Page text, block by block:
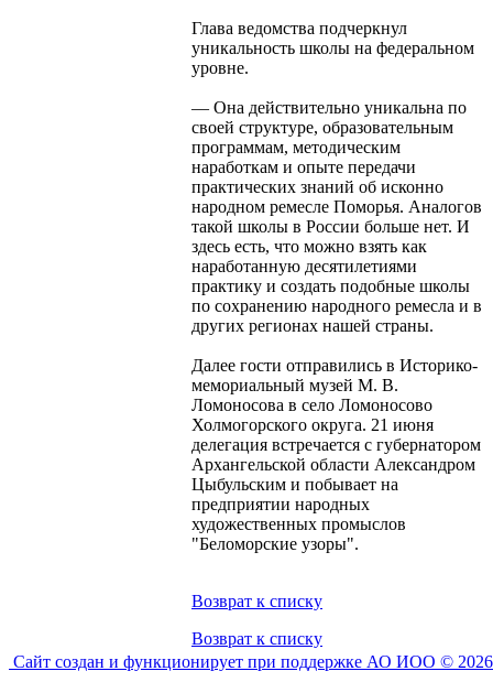
Глава ведомства подчеркнул
уникальность школы на федеральном
уровне.
— Она действительно уникальна по
своей структуре, образовательным
программам, методическим
наработкам и опыте передачи
практических знаний об исконно
народном ремесле Поморья. Аналогов
такой школы в России больше нет. И
здесь есть, что можно взять как
наработанную десятилетиями
практику и создать подобные школы
по сохранению народного ремесла и в
других регионах нашей страны.
Далее гости отправились в Историко-
мемориальный музей М. В.
Ломоносова в село Ломоносово
Холмогорского округа. 21 июня
делегация встречается с губернатором
Архангельской области Александром
Цыбульским и побывает на
предприятии народных
художественных промыслов
"Беломорские узоры".
Возврат к списку
Возврат к списку
Сайт создан и функционирует при поддержке АО ИОО © 2026